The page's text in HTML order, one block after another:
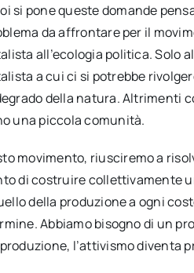
si pone queste domande
da affrontare per il
all’ecologia politica. Solo
a cui ci si potrebbe
della natura. Altrimenti
una piccola comunità.
movimento, riusciremo a
di costruire
della produzione a ogni
Abbiamo bisogno di un
l’attivismo diventa